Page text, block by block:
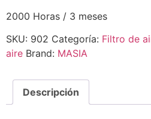
2000 Horas / 3 meses
SKU: 902 Categoría: Filtro de
aire Brand: MASIA
Descripción